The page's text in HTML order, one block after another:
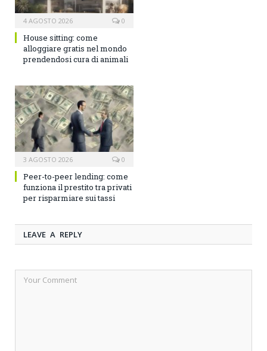
4 AGOSTO 2026 0
House sitting: come
alloggiare gratis nel mondo
prendendosi cura di animali
3 AGOSTO 2026 0
Peer-to-peer lending: come
funziona il prestito tra privati
per risparmiare sui tassi
LEAVE A REPLY